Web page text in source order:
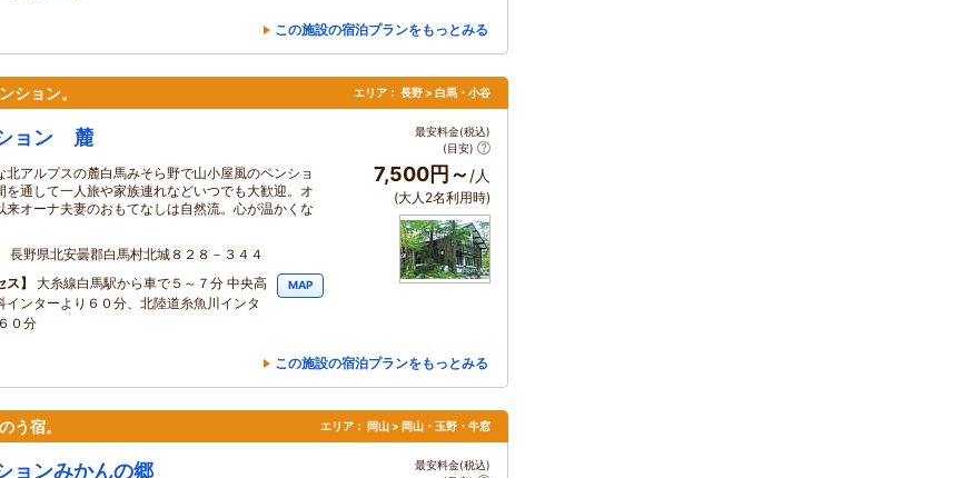
この施設の宿泊プランをもっとみる
ション。 エリア： 長野 > 白馬・小谷
ョン 麓
アルプスの麓白馬みそら野で山小屋風のペンショ
を通して一人旅や家族連れなどいつでも大歓迎。オ
来オーナ夫妻のおもてなしは自然流。心が温かくな
長野県北安曇郡白馬村北城８２８－３４４
ス
大糸線白馬駅から車で５～７分 中央高
インターより６０分、北陸道糸魚川インタ
０分
MAP
最安料金(税込)
(目安)
7,500円～ /人
(大人2名利用時)
この施設の宿泊プランをもっとみる
う宿。 エリア： 岡山 > 岡山・玉野・牛窓
ョンみかんの郷
最安料金(税込)